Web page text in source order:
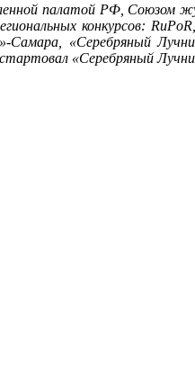
палатой РФ, Союзом
конкурсов: RuPoR
Самара, «Серебряный
«Серебряный